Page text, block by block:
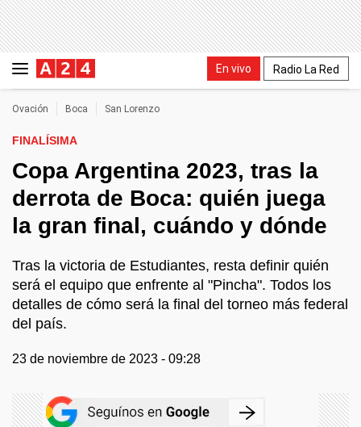
En vivo Radio La Red
Ovación Boca San Lorenzo
FINALÍSIMA
Copa Argentina 2023, tras la
derrota de Boca: quién juega
la gran final, cuándo y dónde
Tras la victoria de Estudiantes, resta definir quién
será el equipo que enfrente al "Pincha". Todos los
detalles de cómo será la final del torneo más federal
del país.
23 de noviembre de 2023 - 09:28